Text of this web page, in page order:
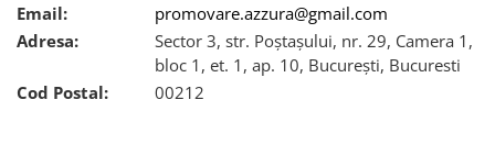
Email:
promovare.azzura@gmail.com
Adresa:
Sector 3, str. Poștașului, nr. 29, Camera 1,
bloc 1, et. 1, ap. 10, București, Bucuresti
Cod Postal:
00212